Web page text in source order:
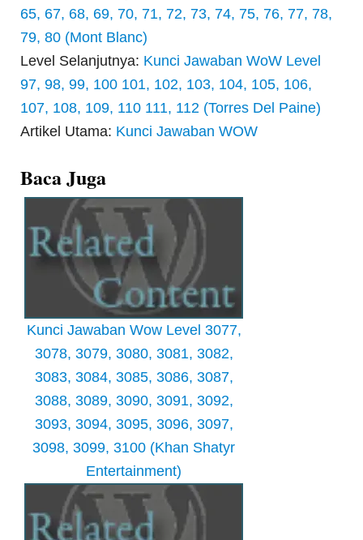
65, 67, 68, 69, 70, 71, 72, 73, 74, 75, 76, 77, 78,
79, 80 (Mont Blanc)
Level Selanjutnya: Kunci Jawaban WoW Level
97, 98, 99, 100 101, 102, 103, 104, 105, 106,
107, 108, 109, 110 111, 112 (Torres Del Paine)
Artikel Utama: Kunci Jawaban WOW
Baca Juga
Kunci Jawaban Wow Level 3077,
3078, 3079, 3080, 3081, 3082,
3083, 3084, 3085, 3086, 3087,
3088, 3089, 3090, 3091, 3092,
3093, 3094, 3095, 3096, 3097,
3098, 3099, 3100 (Khan Shatyr
Entertainment)